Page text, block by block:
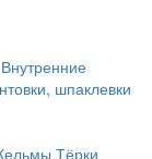
Внутренние
шпаклевки
Тёрки